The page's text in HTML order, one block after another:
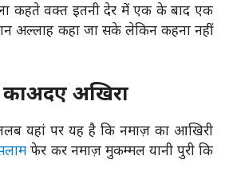
कहते वक्त इतनी देर में एक के बाद एक
अल्लाह कहा जा सके लेकिन कहना नहीं
काअदए अखिरा
यहां पर यह है कि नमाज़ का आखिरी
फेर कर नमाज़ मुकम्मल यानी पुरी कि